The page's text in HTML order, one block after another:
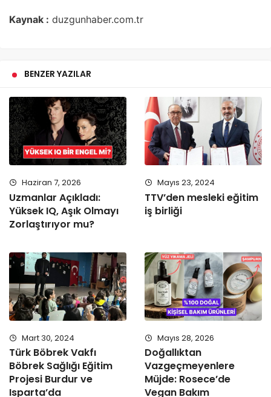
Kaynak : duzgunhaber.com.tr
BENZER YAZILAR
Haziran 7, 2026
Uzmanlar Açıkladı:
Yüksek IQ, Aşık Olmayı
Zorlaştırıyor mu?
Mayıs 23, 2024
TTV’den mesleki eğitim
iş birliği
Mart 30, 2024
Türk Böbrek Vakfı
Böbrek Sağlığı Eğitim
Projesi Burdur ve
Isparta’da
Mayıs 28, 2026
Doğallıktan
Vazgeçmeyenlere
Müjde: Rosece’de
Vegan Bakım